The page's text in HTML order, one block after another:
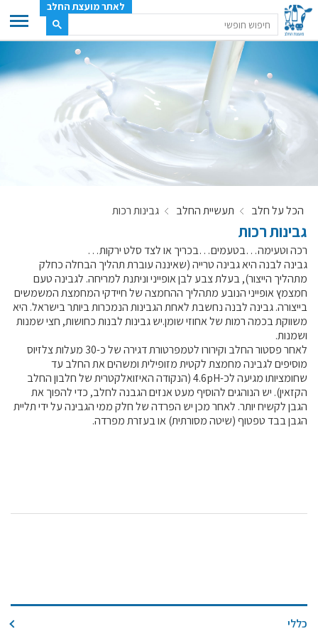
ענף החלב
מועצת החלב
משק החלב
תעשיית החלב
רשימת המחלבות
לאתר יצרני החלב
מחלקות המועצה, עיקרי עיסוקן
מפת הרפתות, הדירים והמחלבות
רשימת טלפונים – מועצת החלב
קול קורא ליצרנים חדשים – בקר / עיזים / כבשים
מכרזים
דרושים
זוכרים
צור קשר
משקים תיירותיים
ראיונות
ערוץ היו-טיוב שלנו
לאתר מועצת החלב
הכל על חלב תעשיית החלב גבינות רכות
גבינות רכות
רכה וטעימה…בטעמים…בכריך או לצד סלט ירקות…
גבינה לבנה היא גבינה טרייה (שאיננה עוברת תהליך הבחלה כחלק
מתהליך הייצור), בעלת צבע לבן אופייני וניתנת למריחה. לגבינה טעם
חמצמץ אופייני הנובע מתהליך ההחמצה של חיידקי המחמצת המשמשים
בייצורה. גבינה לבנה נחשבת לאחת הגבינות הנמכרות ביותר בישראל. היא
משווקת בכמה רמות של אחוזי שומן.יש גבינות לבנות כחושות, חצי שמנות
ושמנות.
לאחר פסטור החלב וקירורו לטמפרטורת דגירה של כ-30 מעלות צלזיוס
מוסיפים לגבינה מחמצת לקטית מזופילית ומשהים את החלב עד
שחומציותו מגיעה לכ-4.6pH (הנקודה האיזואלקטרית של חלבון החלב
הקזאין). יש הנוהגים להוסיף מעט אנזים הגבנה לחלב, כדי להפוך את
הגבן לקשיח יותר. לאחר מכן יש הפרדה של חלק ממי הגבינה על ידי תליית
הגבן בבד טפטוף (שיטה מסורתית) או בעזרת מפרדה.
כללי